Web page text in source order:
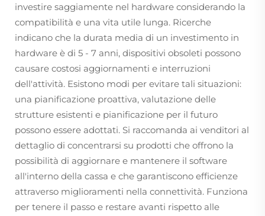
investire saggiamente nel hardware considerando la
compatibilità e una vita utile lunga. Ricerche
indicano che la durata media di un investimento in
hardware è di 5 - 7 anni, dispositivi obsoleti possono
causare costosi aggiornamenti e interruzioni
dell'attività. Esistono modi per evitare tali situazioni:
una pianificazione proattiva, valutazione delle
strutture esistenti e pianificazione per il futuro
possono essere adottati. Si raccomanda ai venditori al
dettaglio di concentrarsi su prodotti che offrono la
possibilità di aggiornare e mantenere il software
all'interno della cassa e che garantiscono efficienze
attraverso miglioramenti nella connettività. Funziona
per tenere il passo e restare avanti rispetto alle